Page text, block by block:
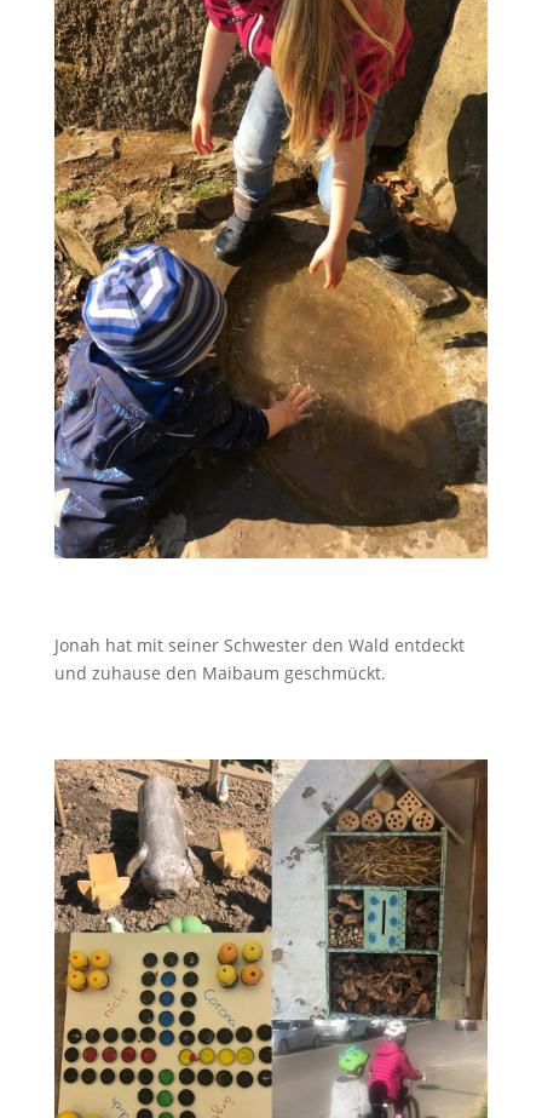
Jonah hat mit seiner Schwester den Wald entdeckt
und zuhause den Maibaum geschmückt.